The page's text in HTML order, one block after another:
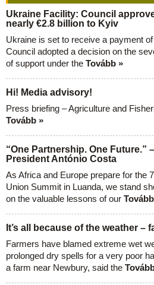
Ukraine Facility: Council
nearly €2.8 billion to Kyiv
Ukraine is set to receive a payment
Council adopted a decision on the
of support under the Tovább »
Hi! Media advisory!
Press briefing – Agriculture and
Tovább »
“One Partnership. One Future.”
President António Costa
As Africa and Europe prepare for the
Union Summit in Luanda, we stand
on the valuable lessons of our
It’s all because of the weather –
Farmers have blamed extreme wet
prolonged dry spells for a very poor
a farm near Newbury, said the